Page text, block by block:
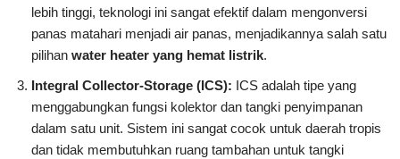
lebih tinggi, teknologi ini sangat efektif dalam mengonversi
panas matahari menjadi air panas, menjadikannya salah satu
pilihan water heater yang hemat listrik.
Integral Collector-Storage (ICS): ICS adalah tipe yang
menggabungkan fungsi kolektor dan tangki penyimpanan
dalam satu unit. Sistem ini sangat cocok untuk daerah tropis
dan tidak membutuhkan ruang tambahan untuk tangki